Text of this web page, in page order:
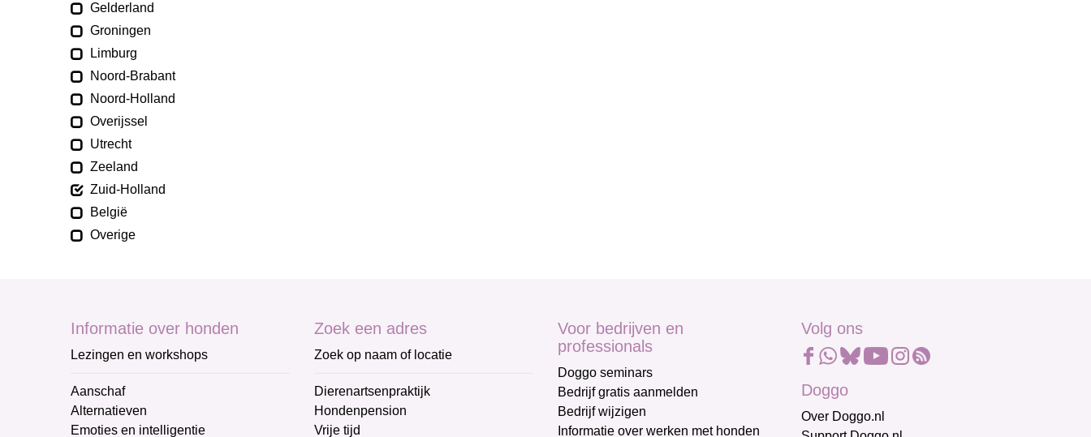
Gelderland
Groningen
Limburg
Noord-Brabant
Noord-Holland
Overijssel
Utrecht
Zeeland
Zuid-Holland
België
Overige
Informatie over honden
Lezingen en workshops
Aanschaf
Alternatieven
Emoties en intelligentie
Zoek een adres
Zoek op naam of locatie
Dierenartsenpraktijk
Hondenpension
Vrije tijd
Voor bedrijven en
professionals
Doggo seminars
Bedrijf gratis aanmelden
Bedrijf wijzigen
Informatie over werken met honden
Volg ons
Doggo
Over Doggo.nl